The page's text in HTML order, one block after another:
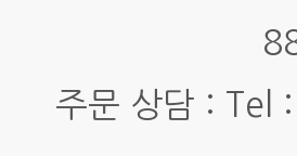
주문 상담 :